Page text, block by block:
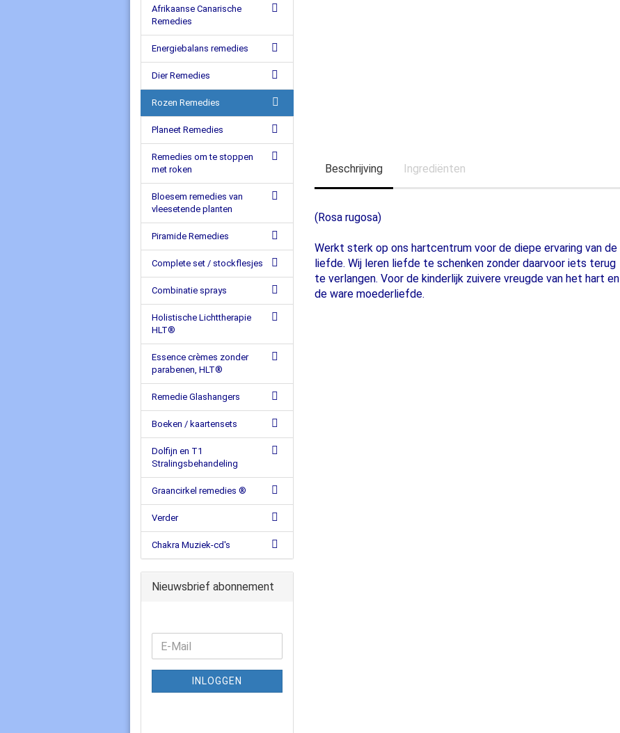
Beschrijving Ingrediënten
(Rosa rugosa)
Werkt sterk op ons hartcentrum voor de diepe ervaring van de
liefde. Wij leren liefde te schenken zonder daarvoor iets terug
te verlangen. Voor de kinderlijk zuivere vreugde van het hart en
de ware moederliefde.
Afrikaanse Canarische
Remedies
Energiebalans remedies
Dier Remedies
Rozen Remedies
Planeet Remedies
Remedies om te stoppen
met roken
Bloesem remedies van
vleesetende planten
Piramide Remedies
Complete set / stockflesjes
Combinatie sprays
Holistische Lichttherapie
HLT®
Essence crèmes zonder
parabenen, HLT®
Remedie Glashangers
Boeken / kaartensets
Dolfijn en T1
Stralingsbehandeling
Graancirkel remedies ®
Verder
Chakra Muziek-cd's
Nieuwsbrief abonnement
INLOGGEN